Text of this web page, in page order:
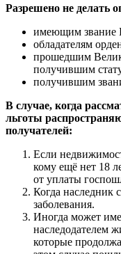
Разрешено не делать
имеющим звание
обладателям
прошедшим
получившим
получившим
В случае, когда
льготы
получателей:
Если
кому ещё нет 18
от уплаты
Когда наследник
заболевания.
Иногда может
наследодателем
которые